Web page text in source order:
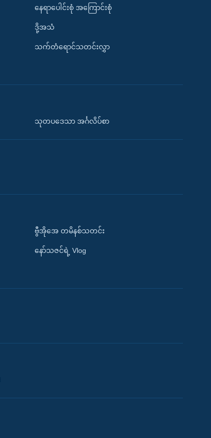
နေရာပေါင်းစုံ အကြောင်းစုံ
ဒို့အသံ
သက်တံရောင်သတင်းလွှာ
သုတပဒေသာ အင်္ဂလိပ်စာ
ဗွီအိုအေ တမိနစ်သတင်း
နော်သဇင်ရဲ့ Vlog